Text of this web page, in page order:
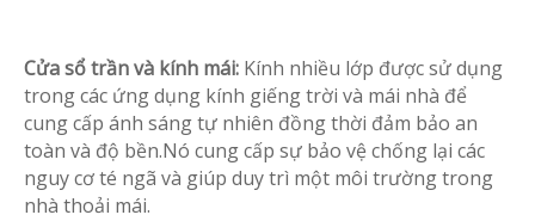
Cửa sổ trần và kính mái: Kính nhiều lớp được sử dụng
trong các ứng dụng kính giếng trời và mái nhà để
cung cấp ánh sáng tự nhiên đồng thời đảm bảo an
toàn và độ bền.Nó cung cấp sự bảo vệ chống lại các
nguy cơ té ngã và giúp duy trì một môi trường trong
nhà thoải mái.